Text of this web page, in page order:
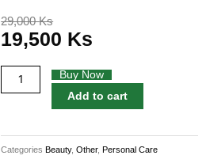
29,000Ks
Original
price
29,000 Ks.
19,500 Ks
Current
price
19,500 Ks.
Goat
Soap
Buy Now
Add to cart
Categories Beauty,Other,Personal Care